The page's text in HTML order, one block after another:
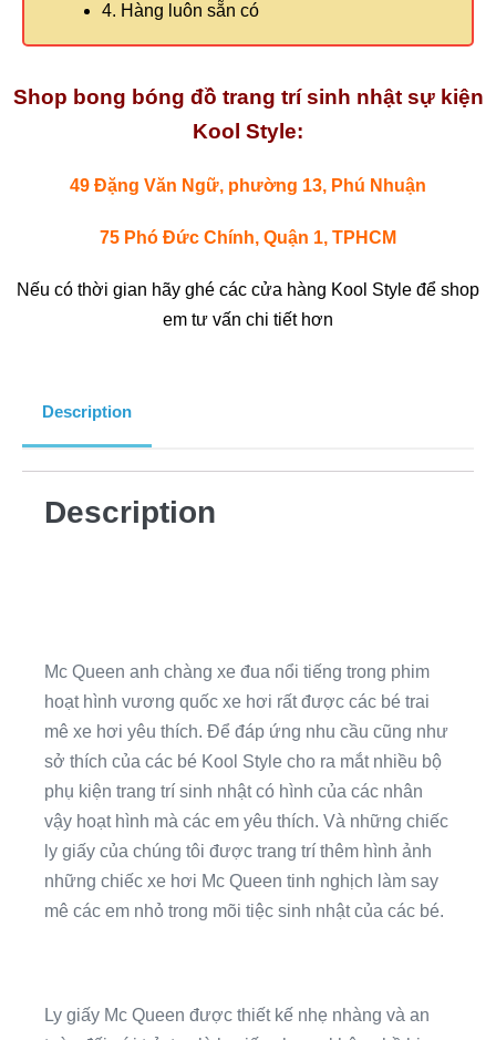
4. Hàng luôn sẵn có
Shop bong bóng đồ trang trí sinh nhật sự kiện
Kool Style:
49 Đặng Văn Ngữ, phường 13, Phú Nhuận
75 Phó Đức Chính, Quận 1, TPHCM
Nếu có thời gian hãy ghé các cửa hàng Kool Style để shop
em tư vấn chi tiết hơn
Description
Description
Mc Queen anh chàng xe đua nổi tiếng trong phim
hoạt hình vương quốc xe hơi rất được các bé trai
mê xe hơi yêu thích. Để đáp ứng nhu cầu cũng như
sở thích của các bé Kool Style cho ra mắt nhiều bộ
phụ kiện trang trí sinh nhật có hình của các nhân
vậy hoạt hình mà các em yêu thích. Và những chiếc
ly giấy của chúng tôi được trang trí thêm hình ảnh
những chiếc xe hơi Mc Queen tinh nghịch làm say
mê các em nhỏ trong mõi tiệc sinh nhật của các bé.
Ly giấy Mc Queen được thiết kế nhẹ nhàng và an